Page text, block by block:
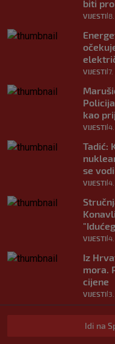
biti
VIJESTI
VIJESTI 7.
kao
VIJESTI 4.
Tadić:
se
VIJESTI 4.
VIJESTI 4.
Iz
mora.
cijene
VIJESTI
Idi na